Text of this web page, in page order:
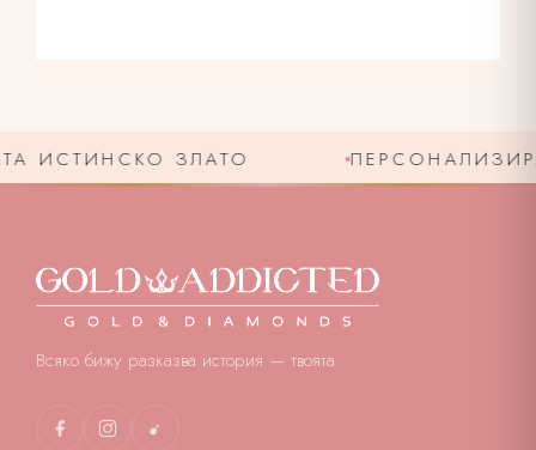
ИСТИНСКО ЗЛАТО
Всяко бижу разказва история — твоята.